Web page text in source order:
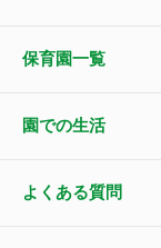
保育園一覧
園での生活
よくある質問